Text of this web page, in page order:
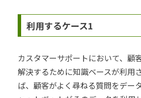
利用するケース1
カスタマーサポートにおいて、顧
解決するために知識ベースが利用
ば、顧客がよく尋ねる質問をデー